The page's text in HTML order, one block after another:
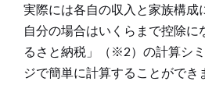
実際には各自の収入と家族構成
自分の場合はいくらまで控除に
るさと納税」（※2）の計算シ
ジで簡単に計算することができ